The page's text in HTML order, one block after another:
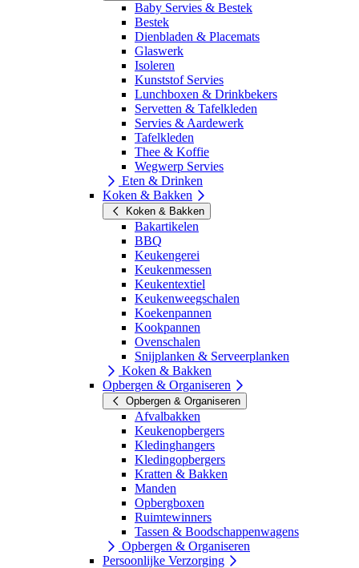
Baby Servies & Bestek
Bestek
Dienbladen & Placemats
Glaswerk
Isoleren
Kunststof Servies
Lunchboxen & Drinkbekers
Servetten & Tafelkleden
Servies & Aardewerk
Tafelkleden
Thee & Koffie
Wegwerp Servies
Eten & Drinken
Koken & Bakken
Koken & Bakken
Bakartikelen
BBQ
Keukengerei
Keukenmessen
Keukentextiel
Keukenweegschalen
Koekenpannen
Kookpannen
Ovenschalen
Snijplanken & Serveerplanken
Koken & Bakken
Opbergen & Organiseren
Opbergen & Organiseren
Afvalbakken
Keukenopbergers
Kledinghangers
Kledingopbergers
Kratten & Bakken
Manden
Opbergboxen
Ruimtewinners
Tassen & Boodschappenwagens
Opbergen & Organiseren
Persoonlijke Verzorging